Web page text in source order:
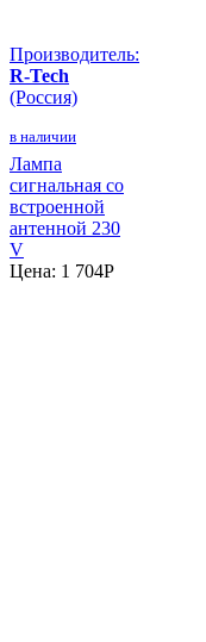
Производитель:
R-Tech
(Россия)
в наличии
Лампа
сигнальная со
встроенной
антенной 230
V
Цена: 1 704P